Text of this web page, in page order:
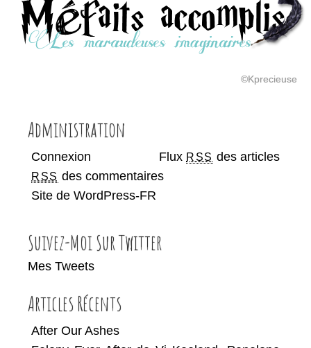
©Kprecieuse
Administration
Connexion Flux RSS des articles
RSS des commentaires
Site de WordPress-FR
Suivez-Moi Sur Twitter
Mes Tweets
Articles Récents
After Our Ashes